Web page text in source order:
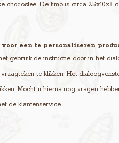
chocoslee. De limo is circa 25x10x8
een te personaliseren
gebruik de instructie door in het
te klikken. Het
Mocht u hierna nog vragen
de klantenservice.